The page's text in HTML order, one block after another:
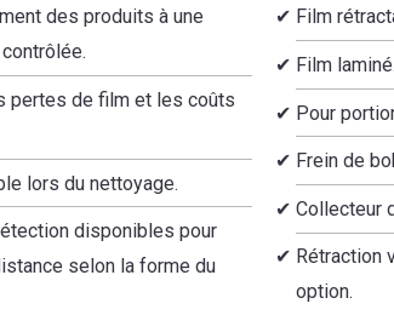
des produits à une
pertes de film et les coûts
lors du nettoyage.
disponibles pour
selon la forme du
Film
Film laminé.
Pour
Frein de
Collecteur
Rétraction
option.